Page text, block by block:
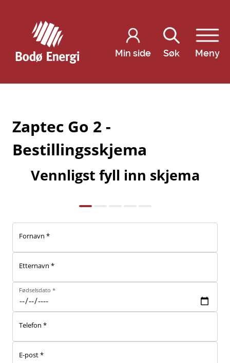
Min side Søk Meny
Zaptec Go 2 -
Bestillingsskjema
Vennligst fyll inn skjema
Fornavn *
Etternavn *
Fødselsdato *
Telefon *
E-post *